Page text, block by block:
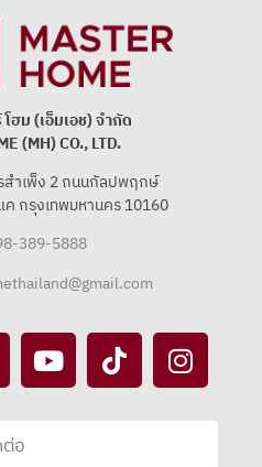
ฮม (เอ็มเอช) จํากัด
(MH) CO., LTD.
สําเพ็ง 2 ถนนกัลปพฤกษ์
กรุงเทพมหานคร 10160
389-5888